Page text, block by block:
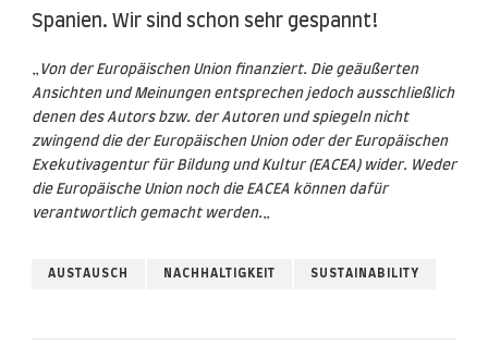
Spanien. Wir sind schon sehr gespannt!
„ Von der Europäischen Union finanziert. Die geäußerten
Ansichten und Meinungen entsprechen jedoch ausschließlich
denen des Autors bzw. der Autoren und spiegeln nicht
zwingend die der Europäischen Union oder der Europäischen
Exekutivagentur für Bildung und Kultur (EACEA) wider. Weder
die Europäische Union noch die EACEA können dafür
verantwortlich gemacht werden.„
AUSTAUSCH NACHHALTIGKEIT SUSTAINABILITY